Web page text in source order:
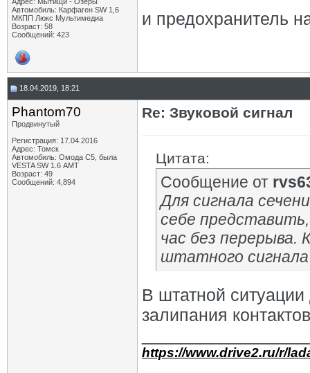
Автомобиль: Карфаген SW 1,6
МКПП Люкс Мультимедиа
Возраст: 58
Сообщений: 423
и предохранитель
18.04.2019, 18:21
Phantom70
Продвинутый
Регистрация: 17.04.2016
Адрес: Томск
Автомобиль: Омода С5, была
VESTA SW 1.6 АМТ
Возраст: 49
Сообщений: 4,894
Re: Звуковой сигнал
Цитата:
Сообщение от
Для сигнала
себе
час без перерыва.
штатного сигнала
В штатной
залипания
https://www.drive2.ru/r/